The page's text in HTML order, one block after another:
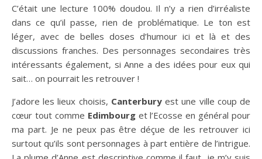
C’était une lecture 100% doudou. Il n’y a rien d’irréaliste
dans ce qu’il passe, rien de problématique. Le ton est
léger, avec de belles doses d’humour ici et là et des
discussions franches. Des personnages secondaires très
intéressants également, si Anne a des idées pour eux qui
sait… on pourrait les retrouver !
J’adore les lieux choisis, Canterburyest une ville coup de
cœur tout comme Edimbourget l’Ecosse en général pour
ma part. Je ne peux pas être déçue de les retrouver ici
surtout qu’ils sont personnages à part entière de l’intrigue.